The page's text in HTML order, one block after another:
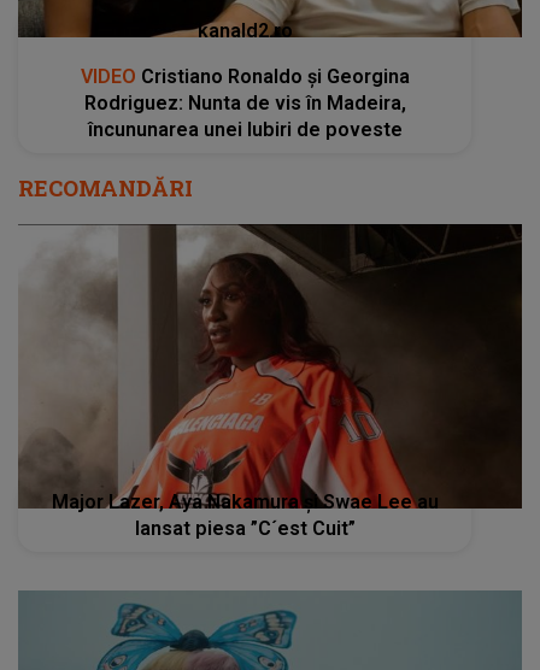
kanald2.ro
VIDEO Cristiano Ronaldo și Georgina
Rodriguez: Nunta de vis în Madeira,
încununarea unei Iubiri de poveste
RECOMANDĂRI
Major Lazer, Aya Nakamura și Swae Lee au
lansat piesa ”C´est Cuit”